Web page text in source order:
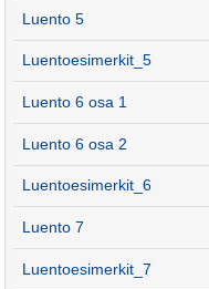
Luento 5
Luentoesimerkit_5
Luento 6 osa 1
Luento 6 osa 2
Luentoesimerkit_6
Luento 7
Luentoesimerkit_7